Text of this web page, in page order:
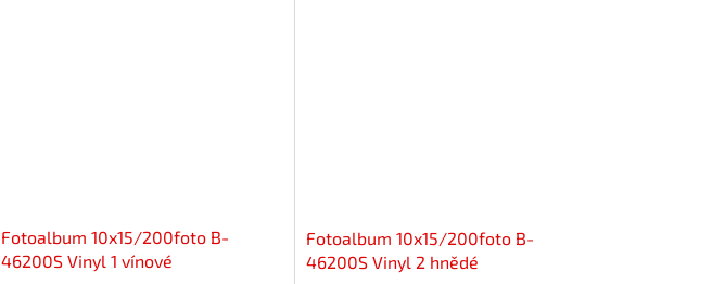
Fotoalbum 10x15/200foto B-
46200S Vinyl 1 vínové
Fotoalbum 10x15/200foto B-
46200S Vinyl 2 hnědé